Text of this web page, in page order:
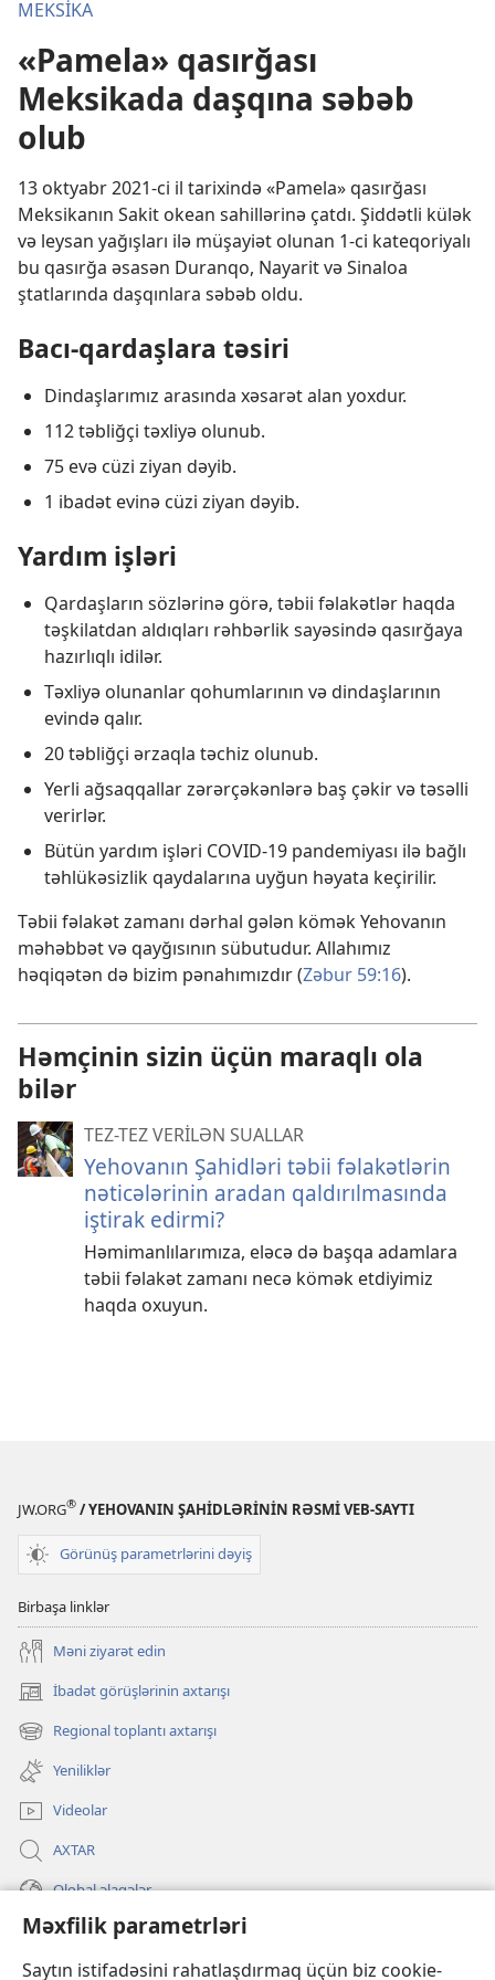
Məxfilik parametrləri
Saytın istifadəsini rahatlaşdırmaq üçün biz cookie-
MEKSİKA
«Pamela» qasırğası
Meksikada daşqına səbəb
olub
13 oktyabr 2021-ci il tarixində «Pamela» qasırğası
Meksikanın Sakit okean sahillərinə çatdı. Şiddətli külək
və leysan yağışları ilə müşayiət olunan 1-ci kateqoriyalı
bu qasırğa əsasən Duranqo, Nayarit və Sinaloa
ştatlarında daşqınlara səbəb oldu.
Bacı-qardaşlara təsiri
Dindaşlarımız arasında xəsarət alan yoxdur.
112 təbliğçi təxliyə olunub.
75 evə cüzi ziyan dəyib.
1 ibadət evinə cüzi ziyan dəyib.
Yardım işləri
Qardaşların sözlərinə görə, təbii fəlakətlər haqda
təşkilatdan aldıqları rəhbərlik sayəsində qasırğaya
hazırlıqlı idilər.
Təxliyə olunanlar qohumlarının və dindaşlarının
evində qalır.
20 təbliğçi ərzaqla təchiz olunub.
Yerli ağsaqqallar zərərçəkənlərə baş çəkir və təsəlli
verirlər.
Bütün yardım işləri COVID-19 pandemiyası ilə bağlı
təhlükəsizlik qaydalarına uyğun həyata keçirilir.
Təbii fəlakət zamanı dərhal gələn kömək Yehovanın
məhəbbət və qayğısının sübutudur. Allahımız
həqiqətən də bizim pənahımızdır (Zəbur 59:16).
Həmçinin sizin üçün maraqlı ola
bilər
TEZ-TEZ VERİLƏN SUALLAR
Yehovanın Şahidləri təbii fəlakətlərin
nəticələrinin aradan qaldırılmasında
iştirak edirmi?
Həmimanlılarımıza, eləcə də başqa adamlara
təbii fəlakət zamanı necə kömək etdiyimiz
haqda oxuyun.
JW.ORG® / YEHOVANIN ŞAHİDLƏRİNİN RƏSMİ VEB-SAYTI
Görünüş parametrlərini dəyiş
Birbaşa linklər
Məni ziyarət edin
İbadət görüşlərinin axtarışı
(yeni
pəncərə
açılır)
Regional toplantı axtarışı
(yeni
pəncərə
açılır)
Yeniliklər
Videolar
AXTAR
Qlobal əlaqələr
KÖMƏK